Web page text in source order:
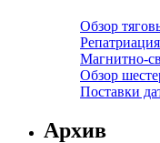
Обзор
Магнитно-
Обзор
Поставки
Архив